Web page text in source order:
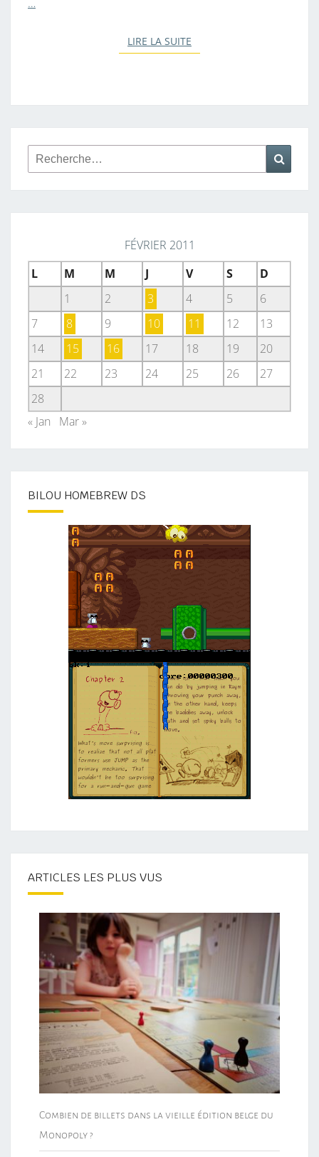
…
LIRE LA SUITE
Rechercher :
FÉVRIER 2011
L
M M J V S
D
1
2 3 4 5
6
7
8 9 10 11 12
13
14
15 16 17 18 19
20
21
22 23 24 25 26
27
28
« Jan
Mar »
BILOU HOMEBREW DS
ARTICLES LES PLUS VUS
Combien de billets dans la vieille édition belge du
Monopoly ?